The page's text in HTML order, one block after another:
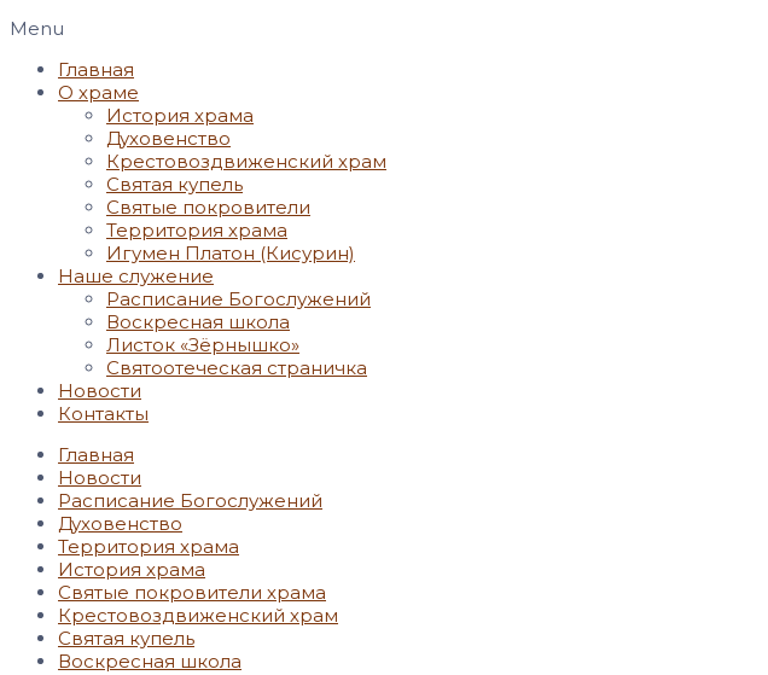
Menu
Главная
О храме
История храма
Духовенство
Крестовоздвиженский храм
Святая купель
Святые покровители
Территория храма
Игумен Платон (Кисурин)
Наше служение
Расписание Богослужений
Воскресная школа
Листок «Зёрнышко»
Святоотеческая страничка
Новости
Контакты
Главная
Новости
Расписание Богослужений
Духовенство
Территория храма
История храма
Святые покровители храма
Крестовоздвиженский храм
Святая купель
Воскресная школа